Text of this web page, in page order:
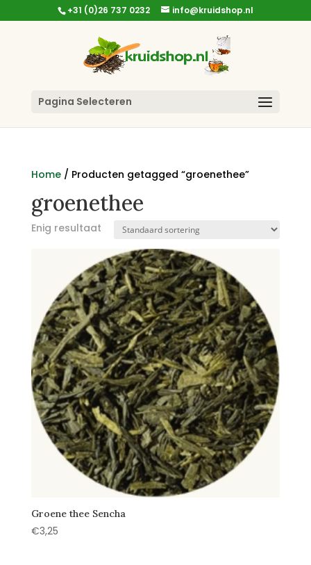
+31 (0)26 737 0232 info@kruidshop.nl
Pagina Selecteren
Home/ Producten getagged “groenethee”
groenethee
Enig resultaat
Groene thee Sencha
€3,25